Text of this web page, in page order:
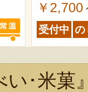
￥2,700
受付中 の
い･米菓